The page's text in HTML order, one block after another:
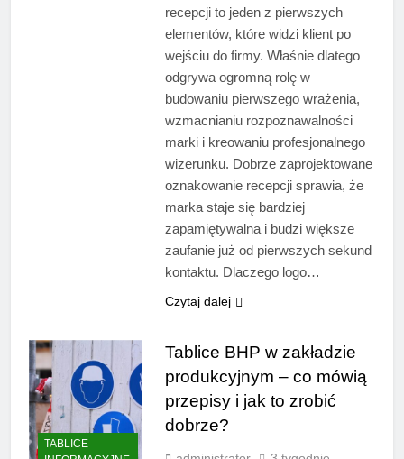
recepcji to jeden z pierwszych
elementów, które widzi klient po
wejściu do firmy. Właśnie dlatego
odgrywa ogromną rolę w
budowaniu pierwszego wrażenia,
wzmacnianiu rozpoznawalności
marki i kreowaniu profesjonalnego
wizerunku. Dobrze zaprojektowane
oznakowanie recepcji sprawia, że
marka staje się bardziej
zapamiętywalna i budzi większe
zaufanie już od pierwszych sekund
kontaktu. Dlaczego logo…
Czytaj dalej
TABLICE
Tablice BHP w zakładzie
produkcyjnym – co mówią
przepisy i jak to zrobić
dobrze?